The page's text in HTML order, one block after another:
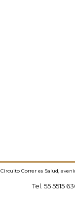
Circuito Correr es Salud,
Tel. 55 5515